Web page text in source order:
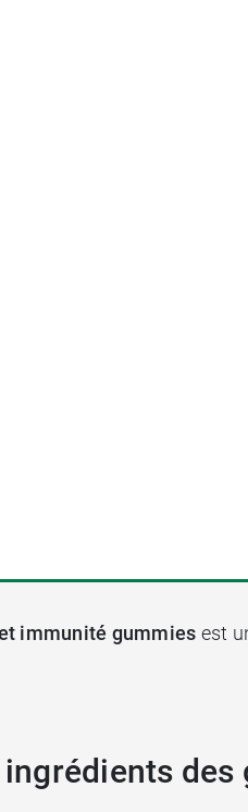
immunité gummies est